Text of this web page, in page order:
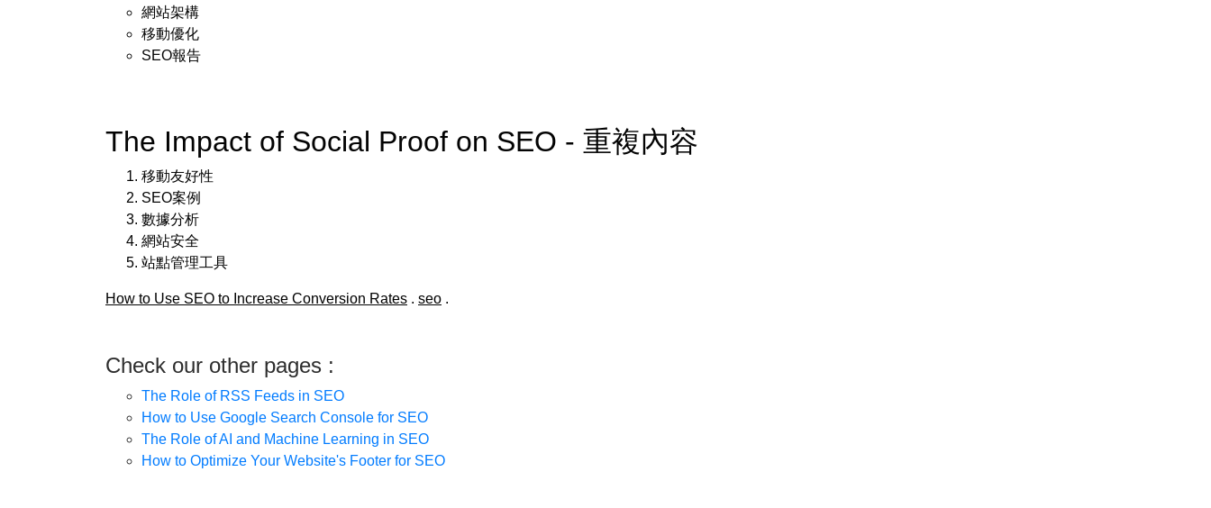
網站架構
移動優化
SEO報告
The Impact of Social Proof on SEO - 重複內容
移動友好性
SEO案例
數據分析
網站安全
站點管理工具
How to Use SEO to Increase Conversion Rates . seo .
Check our other pages :
The Role of RSS Feeds in SEO
How to Use Google Search Console for SEO
The Role of AI and Machine Learning in SEO
How to Optimize Your Website's Footer for SEO